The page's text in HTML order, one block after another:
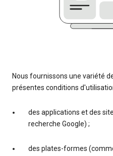
Nous fournissons une variété
présentes conditions
des applications et des
recherche Google) ;
des plates-formes